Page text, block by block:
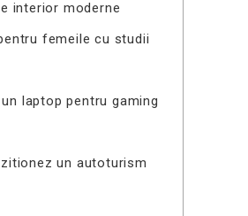
interior moderne
femeile cu studii
laptop pentru gaming
un autoturism